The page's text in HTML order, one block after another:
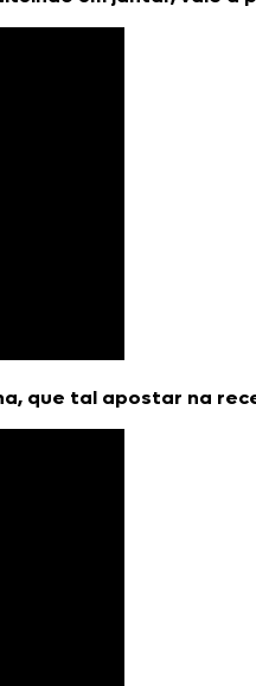
que tal apostar na